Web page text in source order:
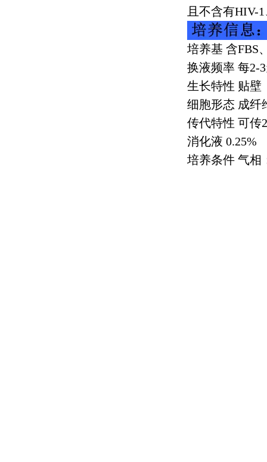
且不含有HIV-1
培养基 含FBS
换液频率 每2-3
生长特性 贴壁
细胞形态 成纤
传代特性 可传
消化液 0.25%
培养条件 气相